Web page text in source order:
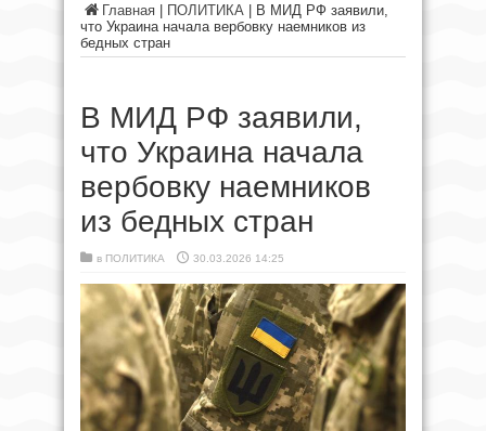
Главная ПОЛИТИКА
В МИД РФ заявили,
что Украина начала вербовку наемников из
бедных стран
В МИД РФ заявили,
что Украина начала
вербовку наемников
из бедных стран
в ПОЛИТИКА 30.03.2026 14:25